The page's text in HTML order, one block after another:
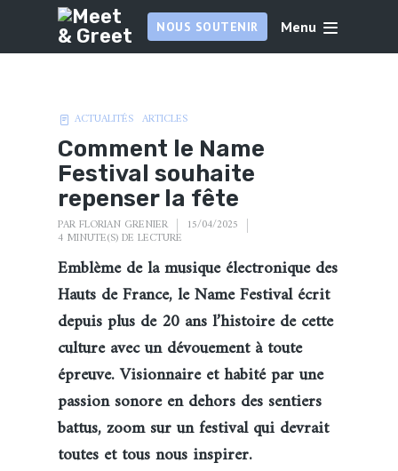
NOUS SOUTENIR Menu
ACTUALITÉS ARTICLES
Comment le Name
Festival souhaite
repenser la fête
PARFLORIAN GRENIER 15/04/2025
4 MINUTE(S) DE LECTURE
Emblème de la musique électronique des
Hauts de France, le Name Festival écrit
depuis plus de 20 ans l’histoire de cette
culture avec un dévouement à toute
épreuve. Visionnaire et habité par une
passion sonore en dehors des sentiers
battus, zoom sur un festival qui devrait
toutes et tous nous inspirer.